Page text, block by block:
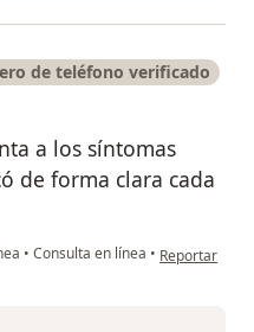
de teléfono verificado
a los síntomas
de forma clara cada
• Consulta en línea • en opinión
Reportar